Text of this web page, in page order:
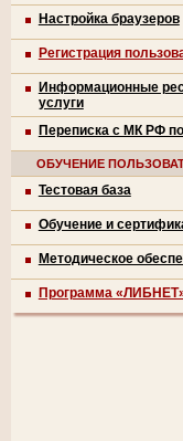
Настройка браузеров
Регистрация
Информационные
услуги
Переписка с МК РФ
ОБУЧЕНИЕ
Тестовая база
Обучение и
Методическое
Программа